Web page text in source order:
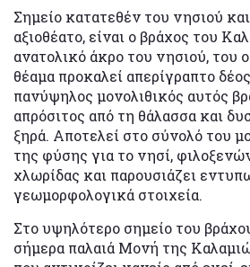
Σημείο κατατεθέν του νησιού
αξιοθέατο, είναι ο βράχος του
ανατολικό άκρο του νησιού, του
θέαμα προκαλεί απερίγραπτο
πανύψηλος μονολιθικός αυτός
απρόσιτος από τη θάλασσα και
ξηρά. Αποτελεί στο σύνολό του
της φύσης για το νησί,
χλωρίδας και παρουσιάζει
γεωμορφολογικά στοιχεία.
Στο υψηλότερο σημείο του
σήμερα παλαιά Μονή της